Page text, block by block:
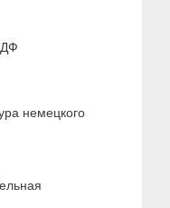
немецкого